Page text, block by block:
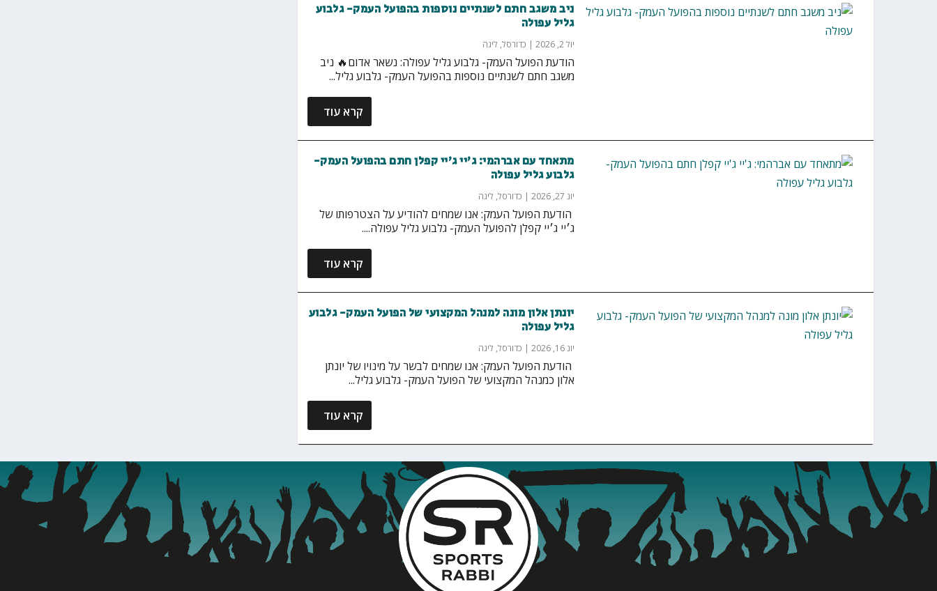
ניב משגב חתם לשנתיים נוספות בהפועל העמק- גלבוע
גליל עפולה
יול 2, 2026 | כדורסל, ליגה
הודעת הפועל העמק- גלבוע גליל עפולה: נשאר אדום🔥 ניב
משגב חתם לשנתיים נוספות בהפועל העמק- גלבוע גליל...
קרא עוד
מתאחד עם אברהמי: ג'יי ג'יי קפלן חתם בהפועל העמק-
גלבוע גליל עפולה
יונ 27, 2026 | כדורסל, ליגה
‏ הודעת הפועל העמק: אנו שמחים להודיע על הצטרפותו של
ג׳יי ג׳יי קפלן להפועל העמק- גלבוע גליל עפולה....
קרא עוד
יונתן אלון מונה למנהל המקצועי של הפועל העמק- גלבוע
גליל עפולה
יונ 16, 2026 | כדורסל, ליגה
‏ הודעת הפועל העמק: אנו שמחים לבשר על מינויו של יונתן
אלון כמנהל המקצועי של הפועל העמק- גלבוע גליל...
קרא עוד